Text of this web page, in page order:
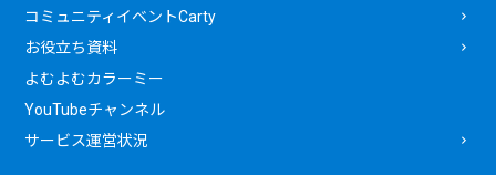
コミュニティイベントCarty
お役立ち資料
よむよむカラーミー
YouTubeチャンネル
サービス運営状況